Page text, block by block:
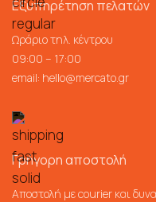
Εξυπηρέτηση πελατών
Ωράριο τηλ. κέντρου
09:00 – 17:00
email: hello@mercato.gr
Γρήγορη αποστολή
Αποστολή με courier και